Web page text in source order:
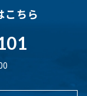
こちら